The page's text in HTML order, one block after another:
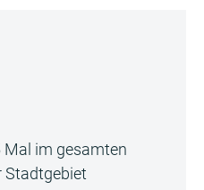
Mal im gesamten
Stadtgebiet